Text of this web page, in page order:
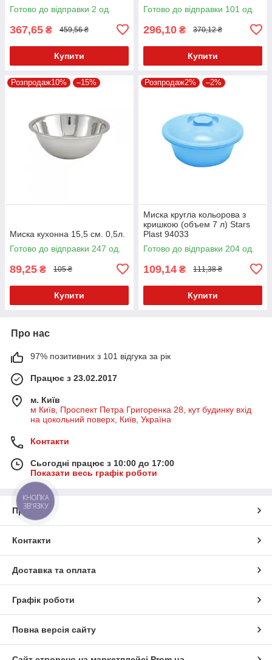
Готово до відправки 2 од.
367,65 ₴ 459,56 ₴
Купити
Готово до відправки 101 од.
296,10 ₴ 370,12 ₴
Купити
Розпродаж10% –15%
Миска кухонна 15,5 см. 0,5л.
Готово до відправки 247 од.
89,25 ₴ 105 ₴
Купити
Розпродаж2% –2%
Миска кругла кольорова з
кришкою (объем 7 л) Stars
Plast 94033
Готово до відправки 204 од.
109,14 ₴ 111,38 ₴
Купити
Про нас
97% позитивних з 101 відгука за рік
Працює з 23.02.2017
м. Київ
м Київ, Проспект Петра Григоренка 28, кут будинку вхід
на цокольний поверх, Київ, Україна
Контакти
Сьогодні працює з 10:00 до 17:00
Показати весь графік роботи
Про нас
Контакти
Доставка та оплата
Графік роботи
Повна версія сайту
КНОПКА
ЗВ'ЯЗКУ